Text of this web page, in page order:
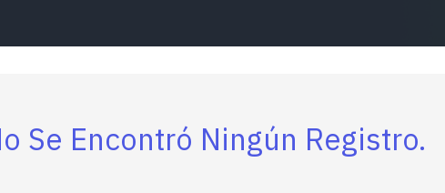
Se Encontró Ningún Registro.